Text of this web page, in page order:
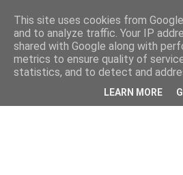
This site uses cookies from
and to analyze traffic. Your IP
shared with Google along with
metrics to ensure quality of
statistics, and to detect and
LEARN MORE